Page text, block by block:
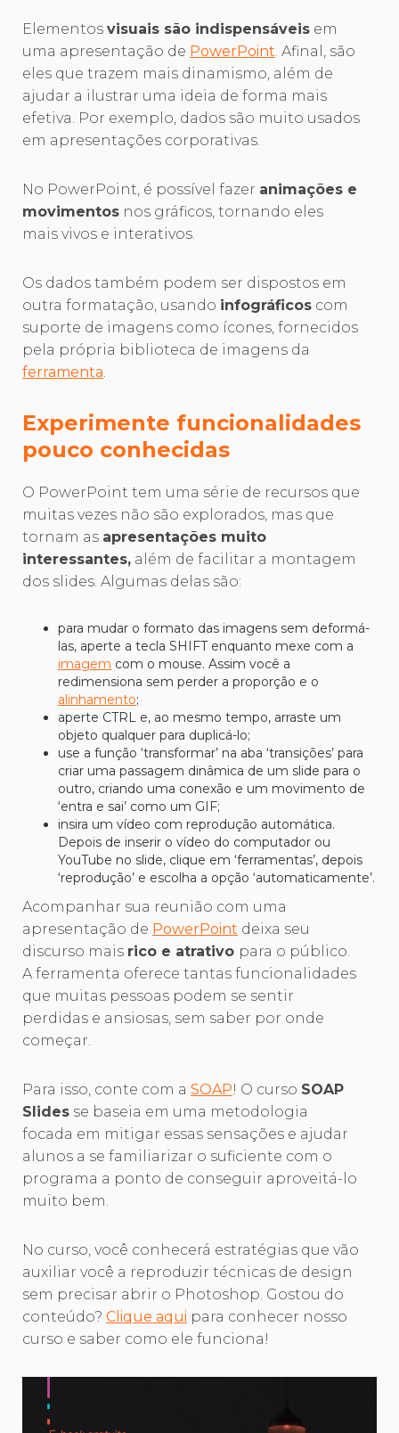
Elementos visuais são indispensáveis em
uma apresentação de PowerPoint. Afinal, são
eles que trazem mais dinamismo, além de
ajudar a ilustrar uma ideia de forma mais
efetiva. Por exemplo, dados são muito usados
em apresentações corporativas.
No PowerPoint, é possível fazer animações e
movimentos nos gráficos, tornando eles
mais vivos e interativos.
Os dados também podem ser dispostos em
outra formatação, usando infográficos com
suporte de imagens como ícones, fornecidos
pela própria biblioteca de imagens da
ferramenta.
Experimente funcionalidades
pouco conhecidas
O PowerPoint tem uma série de recursos que
muitas vezes não são explorados, mas que
tornam as apresentações muito
interessantes, além de facilitar a montagem
dos slides. Algumas delas são:
para mudar o formato das imagens sem deformá-
las, aperte a tecla SHIFT enquanto mexe com a
imagem com o mouse. Assim você a
redimensiona sem perder a proporção e o
alinhamento;
aperte CTRL e, ao mesmo tempo, arraste um
objeto qualquer para duplicá-lo;
use a função ‘transformar’ na aba ‘transições’ para
criar uma passagem dinâmica de um slide para o
outro, criando uma conexão e um movimento de
‘entra e sai’ como um GIF;
insira um vídeo com reprodução automática.
Depois de inserir o vídeo do computador ou
YouTube no slide, clique em ‘ferramentas’, depois
‘reprodução’ e escolha a opção ‘automaticamente’.
Acompanhar sua reunião com uma
apresentação de PowerPoint deixa seu
discurso mais rico e atrativo para o público.
A ferramenta oferece tantas funcionalidades
que muitas pessoas podem se sentir
perdidas e ansiosas, sem saber por onde
começar.
Para isso, conte com a SOAP! O curso SOAP
Slides se baseia em uma metodologia
focada em mitigar essas sensações e ajudar
alunos a se familiarizar o suficiente com o
programa a ponto de conseguir aproveitá-lo
muito bem.
No curso, você conhecerá estratégias que vão
auxiliar você a reproduzir técnicas de design
sem precisar abrir o Photoshop. Gostou do
conteúdo? Clique aqui para conhecer nosso
curso e saber como ele funciona!